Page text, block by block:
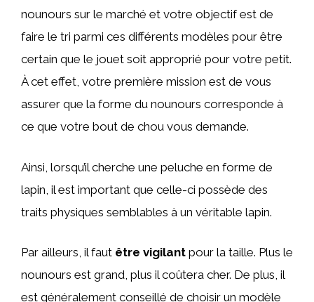
nounours sur le marché et votre objectif est de
faire le tri parmi ces différents modèles pour être
certain que le jouet soit approprié pour votre petit.
À cet effet, votre première mission est de vous
assurer que la forme du nounours corresponde à
ce que votre bout de chou vous demande.
Ainsi, lorsqu’il cherche une peluche en forme de
lapin, il est important que celle-ci possède des
traits physiques semblables à un véritable lapin.
Par ailleurs, il faut être vigilant pour la taille. Plus le
nounours est grand, plus il coûtera cher. De plus, il
est généralement conseillé de choisir un modèle